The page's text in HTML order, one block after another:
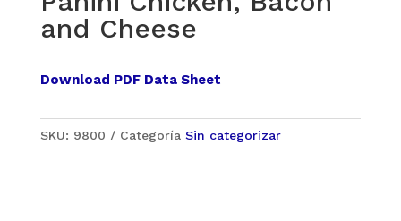
and Cheese
Download PDF Data Sheet
SKU: 9800 Categoría Sin categorizar